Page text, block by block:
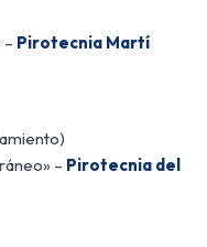
– Pirotecnia Martí
– Pirotecnia del